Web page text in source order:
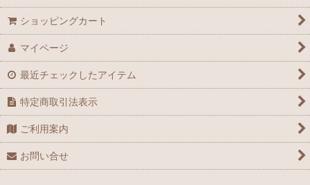
ショッピングカート
マイページ
最近チェックしたアイテム
特定商取引法表示
ご利用案内
お問い合せ